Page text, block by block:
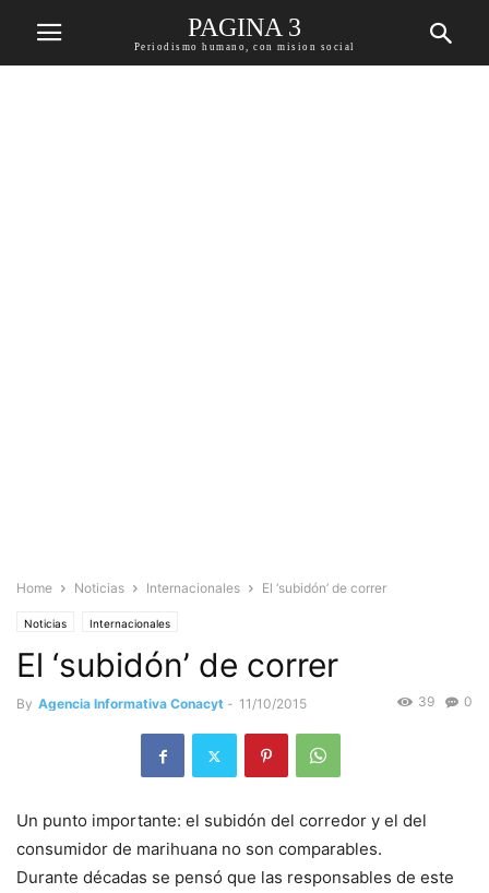
PAGINA 3
Periodismo humano, con mision social
Home Noticias Internacionales El ‘subidón’ de correr
Noticias Internacionales
El ‘subidón’ de correr
By Agencia Informativa Conacyt - 11/10/2015 0
39
Un punto importante: el subidón del corredor y el del
consumidor de marihuana no son comparables.
Durante décadas se pensó que las responsables de este